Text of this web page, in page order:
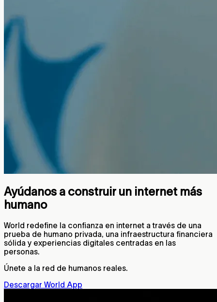
Ayúdanos a construir un internet más
humano
World redefine la confianza en internet a través de una
prueba de humano privada, una infraestructura financiera
sólida y experiencias digitales centradas en las
personas.
Únete a la red de humanos reales.
Descargar World App